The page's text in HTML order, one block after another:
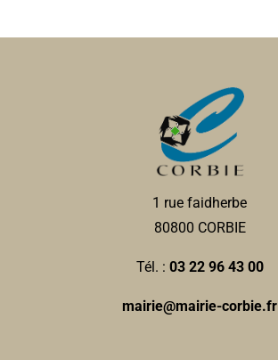
1 rue faidherbe
80800 CORBIE
Tél. : 03 22 96 43 00
mairie@mairie-corbie.fr